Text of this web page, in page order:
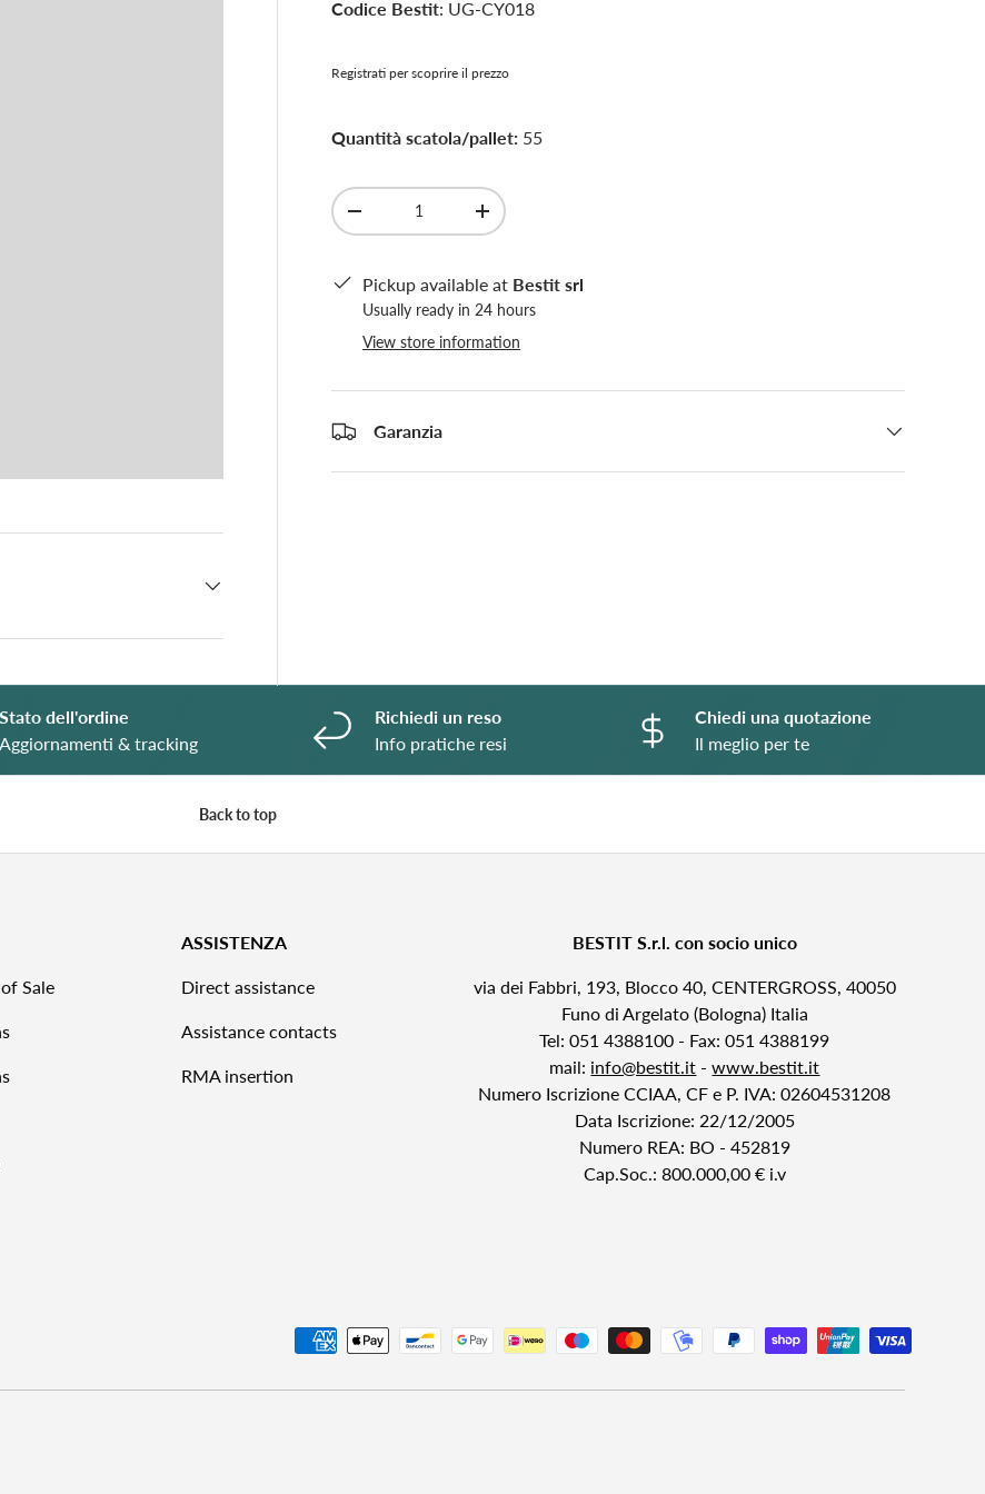
Codice Bestit: UG-CY018
Registrati per scoprire il prezzo
Quantità scatola/pallet: 55
Qty
-
+
Pickup available at Bestit srl
Usually ready in 24 hours
View store information
Garanzia
Stato dell'ordine
Aggiornamenti & tracking
Richiedi un reso
Info pratiche resi
Chiedi una quotazione
Il meglio per te
Back to top
Sale
ASSISTENZA
Direct assistance
Assistance contacts
RMA insertion
BESTIT S.r.l. con socio unico
via dei Fabbri, 193, Blocco 40, CENTERGROSS, 40050
Funo di Argelato (Bologna) Italia
Tel: 051 4388100 - Fax: 051 4388199
mail: info@bestit.it -www.bestit.it
Numero Iscrizione CCIAA, CF e P. IVA: 02604531208
Data Iscrizione: 22/12/2005
Numero REA: BO - 452819
Cap.Soc.: 800.000,00 € i.v
Payment methods accepted